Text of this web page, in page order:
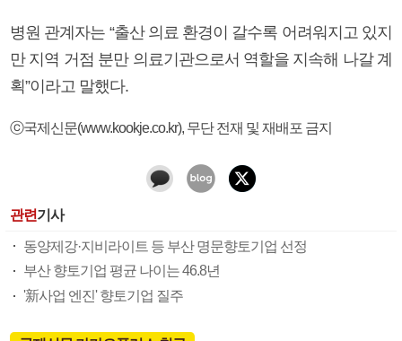
병원 관계자는 “출산 의료 환경이 갈수록 어려워지고 있지
만 지역 거점 분만 의료기관으로서 역할을 지속해 나갈 계
획”이라고 말했다.
ⓒ국제신문(www.kookje.co.kr), 무단 전재 및 재배포 금지
관련기사
동양제강·지비라이트 등 부산 명문향토기업 선정
부산 향토기업 평균 나이는 46.8년
'新사업 엔진' 향토기업 질주